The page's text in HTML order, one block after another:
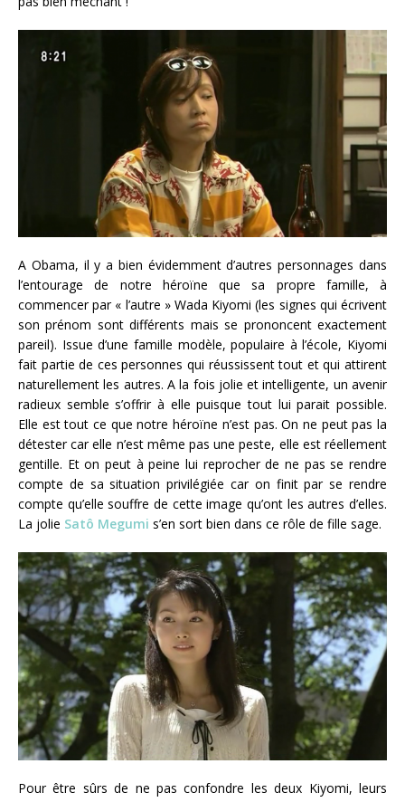
A Obama, il y a bien évidemment d’autres personnages dans
l’entourage de notre héroïne que sa propre famille, à
commencer par « l’autre » Wada Kiyomi (les signes qui écrivent
son prénom sont différents mais se prononcent exactement
pareil). Issue d’une famille modèle, populaire à l’école, Kiyomi
fait partie de ces personnes qui réussissent tout et qui attirent
naturellement les autres. A la fois jolie et intelligente, un avenir
radieux semble s’offrir à elle puisque tout lui parait possible.
Elle est tout ce que notre héroïne n’est pas. On ne peut pas la
détester car elle n’est même pas une peste, elle est réellement
gentille. Et on peut à peine lui reprocher de ne pas se rendre
compte de sa situation privilégiée car on finit par se rendre
compte qu’elle souffre de cette image qu’ont les autres d’elles.
La jolie Satô Megumi s’en sort bien dans ce rôle de fille sage.
Pour être sûrs de ne pas confondre les deux Kiyomi, leurs